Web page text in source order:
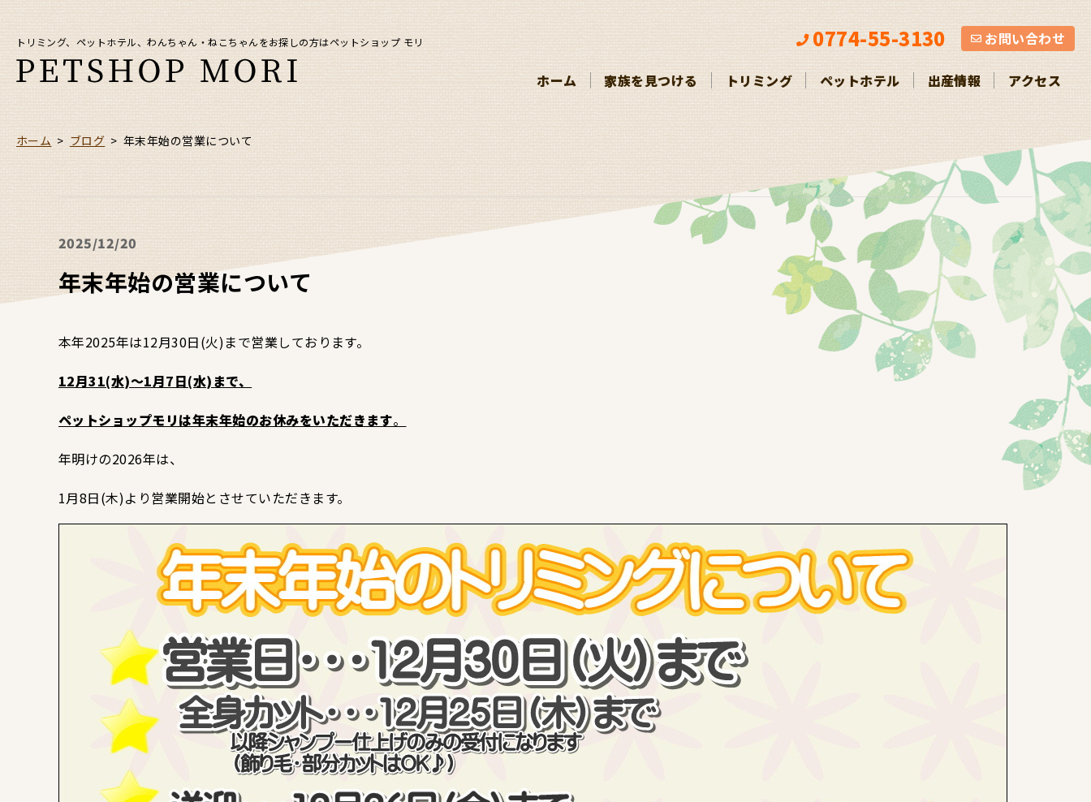
トリミング、ペットホテル、わんちゃん・ねこちゃんをお探しの方はペットショップ モリ 0774-55-3130 お問い合わせ
ホーム 家族を見つける トリミング ペットホテル 出産情報 アクセス
ホーム > ブログ>年末年始の営業について
2025 12/20
年末年始の営業について
本年2025年は12月30日(火)まで営業しております。
12月31(水)～1月7日(水)まで、
ペットショップモリは年末年始のお休みをいただきます。
年明けの2026年は、
1月8日(木)より営業開始とさせていただきます。